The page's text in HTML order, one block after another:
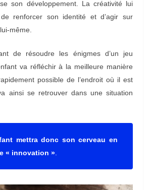
son développement. La créativité lui
renforcer son identité et d’agir sur
même.
de résoudre les énigmes d’un jeu
va réfléchir à la meilleure manière
possible de l’endroit où il est
ainsi se retrouver dans une situation
mettra donc son cerveau en
« innovation ».